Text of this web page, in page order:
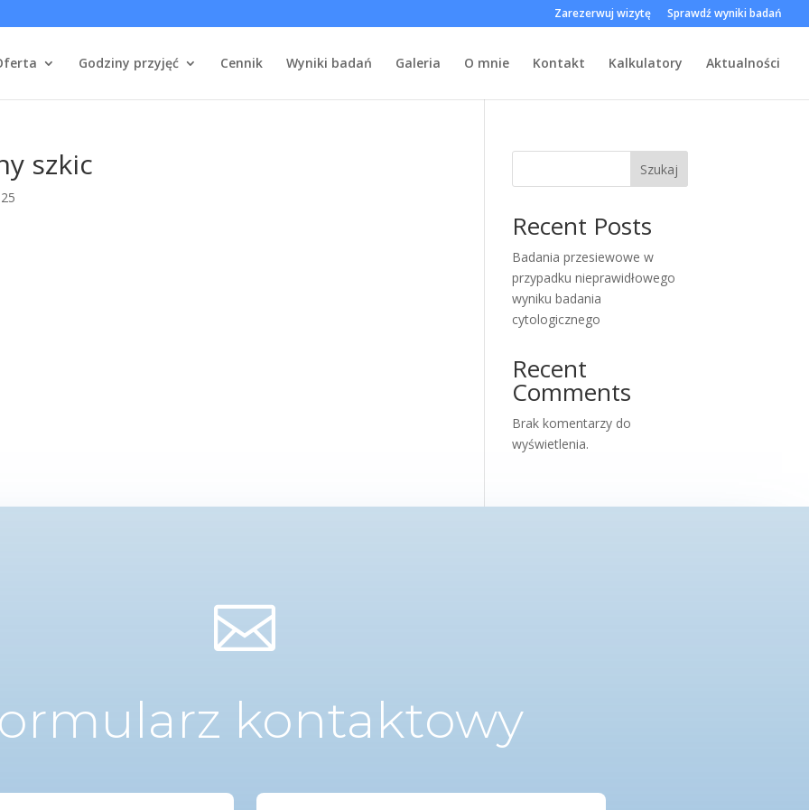
Zarezerwuj wizytę Sprawdź wyniki badań
Godziny przyjęć Cennik Wyniki badań Galeria O mnie Kontakt Kalkulatory Aktualności
szkic Szukaj
Recent Posts
Badania przesiewowe w
przypadku nieprawidłowego
wyniku badania
cytologicznego
Recent
Comments
Brak komentarzy do
wyświetlenia.

kontaktowy